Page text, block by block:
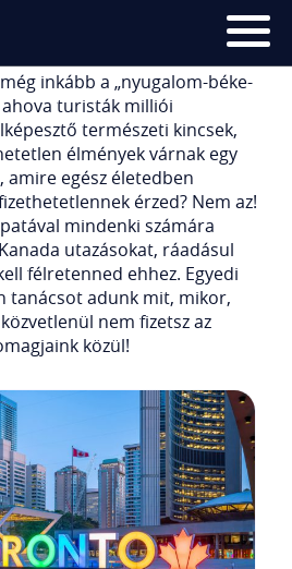
inkább a „nyugalom-béke-
turisták milliói
természeti kincsek,
élmények várnak egy
amire egész életedben
érzed? Nem az!
mindenki számára
utazásokat, ráadásul
félretenned ehhez. Egyedi
tanácsot adunk mit, mikor,
nem fizetsz az
közül!